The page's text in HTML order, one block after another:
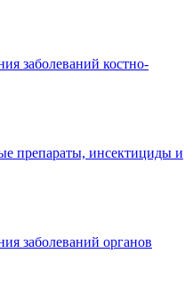
заболеваний костно-
препараты, инсектициды и
заболеваний органов